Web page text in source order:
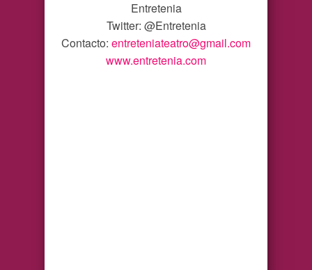
Entretenia
Twitter: @Entretenia
Contacto: entreteniateatro@gmail.com
www.entretenia.com